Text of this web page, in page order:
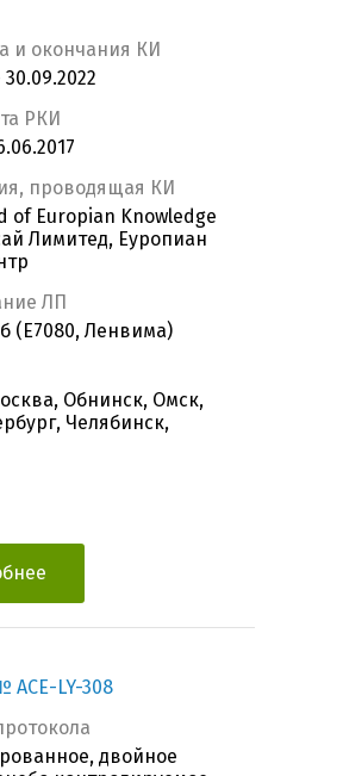
и окончания КИ
РКИ
проводящая КИ
of Europian Knowledge
Лимитед, Еуропиан
ЛП
(E7080, Ленвима)
Обнинск, Омск,
Челябинск,
ACE-LY-308
двойное